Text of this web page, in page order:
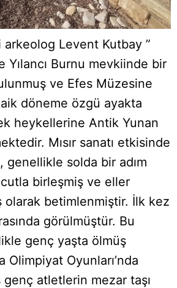
arkeolog Levent Kutbay ”
Yılancı Burnu mevkiinde bir
ve Efes Müzesine
döneme özgü ayakta
heykellerine Antik Yunan
Mısır sanatı etkisinde
genellikle solda bir adım
birleşmiş ve eller
olarak betimlenmiştir. İlk kez
görülmüştür. Bu
genç yaşta ölmüş
Olimpiyat Oyunları’nda
genç atletlerin mezar taşı